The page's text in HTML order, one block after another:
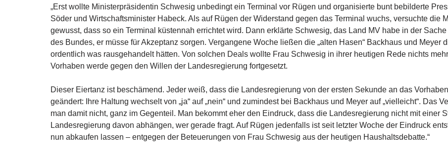
„Erst wollte Ministerpräsidentin Schwesig unbedingt ein Terminal vor Rügen und organisierte bunt bebilderte
Söder und Wirtschaftsminister Habeck. Als auf Rügen der Widerstand gegen das Terminal wuchs, versuchte die
gewusst, dass so ein Terminal küstennah errichtet wird. Dann erklärte Schwesig, das Land MV habe in der
des Bundes, er müsse für Akzeptanz sorgen. Vergangene Woche ließen die „alten Hasen“ Backhaus und Meyer
ordentlich was rausgehandelt hätten. Von solchen Deals wollte Frau Schwesig in ihrer heutigen Rede nichts
Vorhaben werde gegen den Willen der Landesregierung fortgesetzt.
Dieser Eiertanz ist beschämend. Jeder weiß, dass die Landesregierung von der ersten Sekunde an das
geändert: Ihre Haltung wechselt von „ja“ auf „nein“ und zumindest bei Backhaus und Meyer auf „vielleicht“. Das
man damit nicht, ganz im Gegenteil. Man bekommt eher den Eindruck, dass die Landesregierung nicht mit einer
Landesregierung davon abhängen, wer gerade fragt. Auf Rügen jedenfalls ist seit letzter Woche der Eindruck
nun abkaufen lassen – entgegen der Beteuerungen von Frau Schwesig aus der heutigen Haushaltsdebatte.“